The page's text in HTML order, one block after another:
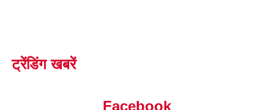
ट्रेंडिंग खबरें
Facebook